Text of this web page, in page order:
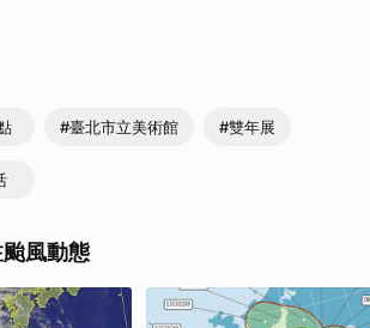
#臺北市立美術館 #雙年展
風動態